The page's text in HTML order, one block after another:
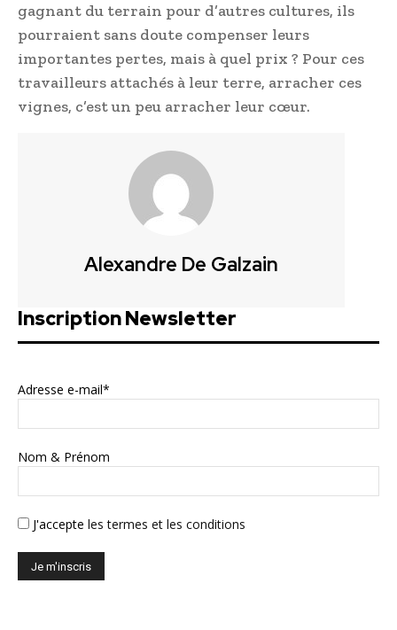
gagnant du terrain pour d’autres cultures, ils
pourraient sans doute compenser leurs
importantes pertes, mais à quel prix ? Pour ces
travailleurs attachés à leur terre, arracher ces
vignes, c’est un peu arracher leur cœur.
Alexandre De Galzain
Inscription Newsletter
Adresse e-mail*
Nom & Prénom
J'accepte les termes et les conditions